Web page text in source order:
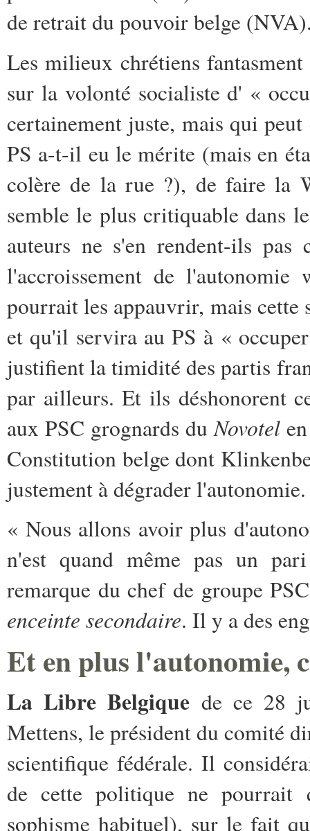
de retrait du pouvoir belge
Les milieux chrétiens
sur la volonté socialiste d' «
certainement juste, mais qui
PS a-t-il eu le mérite (mais en
colère de la rue ?), de faire la
semble le plus critiquable dans
auteurs ne s'en rendent-ils
l'accroissement de
pourrait les appauvrir, mais
et qu'il servira au PS à «
justifient la timidité des partis
par ailleurs.Et ils déshonorent
aux PSC grognards duNovotel
Constitution belge dont
justement à dégrader
« Nous allons avoir plus
n'est quand même pas un
remarque du chef de groupe
enceinte secondaire. Il y a des
Et en plus l'autonomie,
La Libre Belgique de ce 28
Mettens, le président du comité
scientifique fédérale. Il
de cette politique ne pourrait
sophisme habituel), sur le fait